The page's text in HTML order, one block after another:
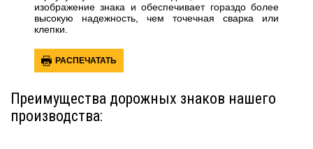
изображение знака и обеспечивает гораздо более
высокую надежность, чем точечная сварка или
клепки.
РАСПЕЧАТАТЬ
Преимущества дорожных знаков нашего
производства: